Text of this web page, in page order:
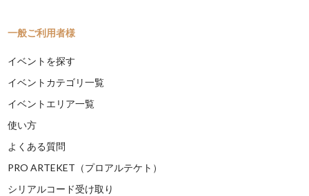
一般ご利用者様
イベントを探す
イベントカテゴリ一覧
イベントエリア一覧
使い方
よくある質問
PRO ARTEKET（プロアルテケト）
シリアルコード受け取り